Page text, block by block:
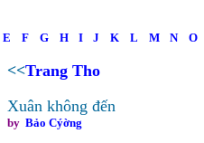
E F G H I J K L M N O
<<Trang Tho
Xuân không đến
by Bảo Cýờng